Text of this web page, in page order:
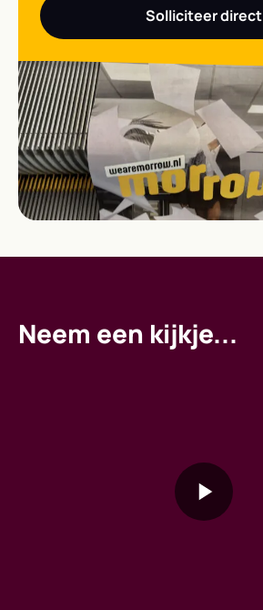
Solliciteer direct
Neem een kijkje...